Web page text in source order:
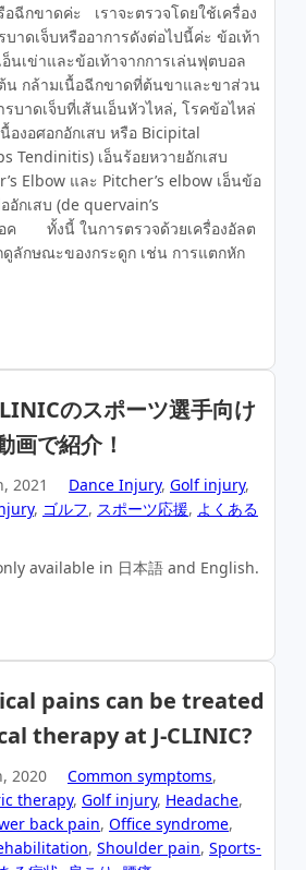
อฉีกขาดค่ะ เราจะตรวจโดยใช้เครื่อง
าดเจ็บหรืออาการดังต่อไปนี้ค่ะ ข้อเท้า
นเข่าและข้อเท้าจากการเล่นฟุตบอล
น กล้ามเนื้อฉีกขาดที่ต้นขาและขาส่วน
บาดเจ็บที่เส้นเอ็นหัวไหล่, โรคข้อไหล่
องอศอกอักเสบ หรือ Bicipital
Tendinitis) เอ็นร้อยหวายอักเสบ
Elbow และ Pitcher’s elbow เอ็นข้อ
อักเสบ (de quervain’s
ค ทั้งนี้ ในการตรวจด้วยเครื่องอัลต
ลักษณะของกระดูก เช่น การแตกหัก
のスポーツ選手向け
画で紹介！
2021 Dance Injury, Golf injury,
, ゴルフ, スポーツ応援, よくある
available in 日本語 and English.
pains can be treated
therapy at J-CLINIC?
2020 Common symptoms,
therapy, Golf injury, Headache,
back pain, Office syndrome,
, Shoulder pain, Sports-